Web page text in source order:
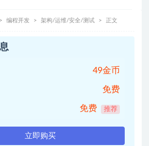
编程开发 架构/运维/安全/测试 正文
49金币
免费
免费 推荐
立即购买